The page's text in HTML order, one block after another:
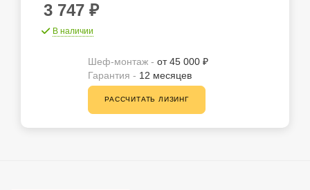
3 747 ₽
В наличии
Шеф-монтаж - от 45 000 ₽
Гарантия - 12 месяцев
РАССЧИТАТЬ ЛИЗИНГ